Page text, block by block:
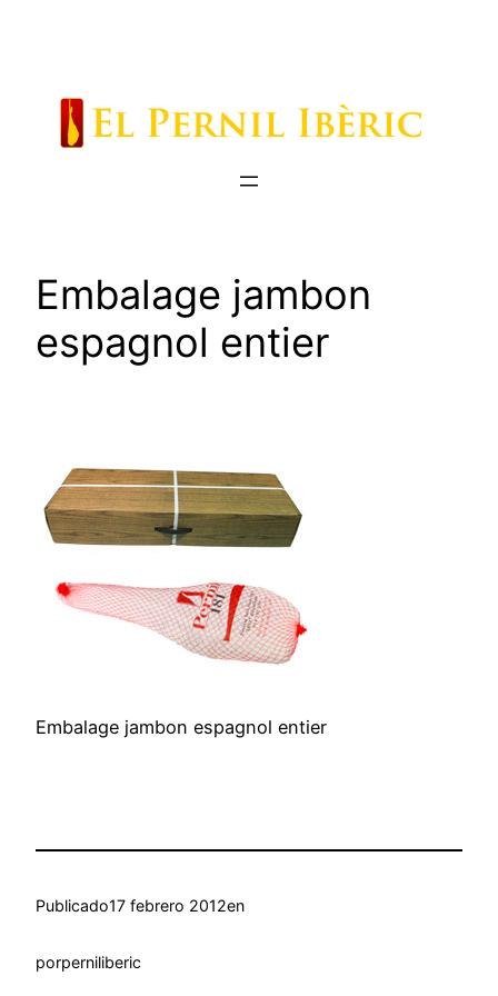
Embalage jambon
espagnol entier
Embalage jambon espagnol entier
Publicado17 febrero 2012en
porperniliberic